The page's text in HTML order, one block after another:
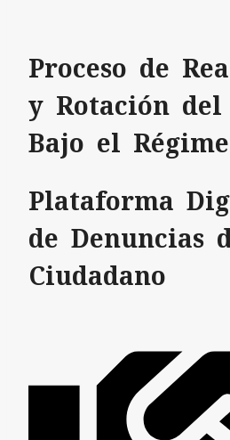
Proceso de
y Rotación del
Bajo el
Plataforma
de Denuncias
Ciudadano